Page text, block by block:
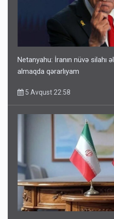
Netanyahu: İranın nüvə silahı
almaqda qərarlıyam
5 Avqust 22:58